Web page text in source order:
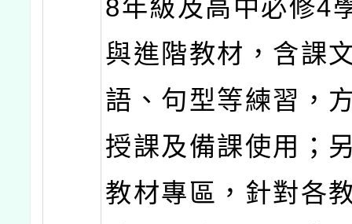
8年級及高中必修4
與進階教材，含課
語、句型等練習，
授課及備課使用；
教材專區，針對各